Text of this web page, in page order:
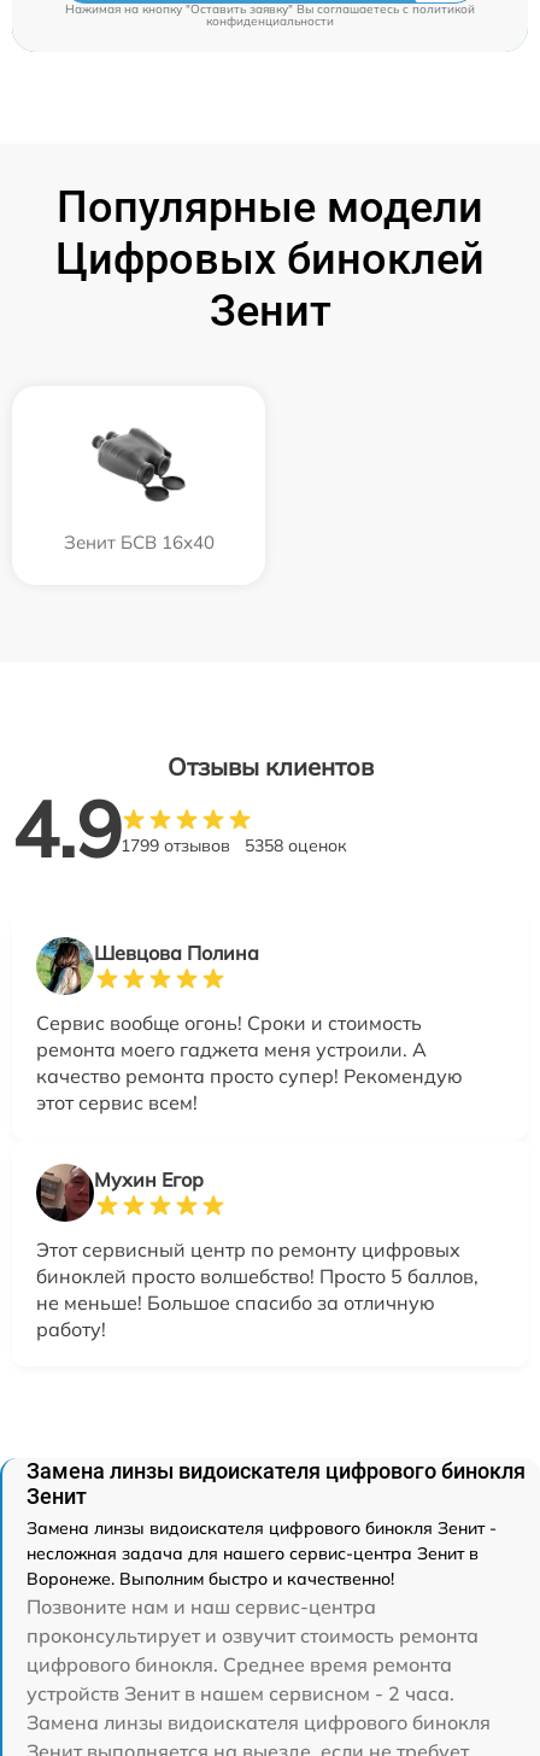
Нажимая на кнопку "Оставить заявку" Вы соглашаетесь cполитикой
конфиденциальности
Популярные модели
Цифровых биноклей
Зенит
Зенит БСВ 16х40
Отзывы клиентов
4.91799 отзывов 5358 оценок
Шевцова Полина
Сервис вообще огонь! Сроки и стоимость
ремонта моего гаджета меня устроили. А
качество ремонта просто супер! Рекомендую
этот сервис всем!
Мухин Егор
Этот сервисный центр по ремонту цифровых
биноклей просто волшебство! Просто 5 баллов,
не меньше! Большое спасибо за отличную
работу!
Замена линзы видоискателя цифрового бинокля
Зенит
Замена линзы видоискателя цифрового бинокля Зенит -
несложная задача для нашего сервис-центра Зенит в
Воронеже. Выполним быстро и качественно!
Позвоните нам и наш сервис-центра
проконсультирует и озвучит стоимость ремонта
цифрового бинокля. Среднее время ремонта
устройств Зенит в нашем сервисном - 2 часа.
Замена линзы видоискателя цифрового бинокля
Зенит выполняется на выезде, если не требует